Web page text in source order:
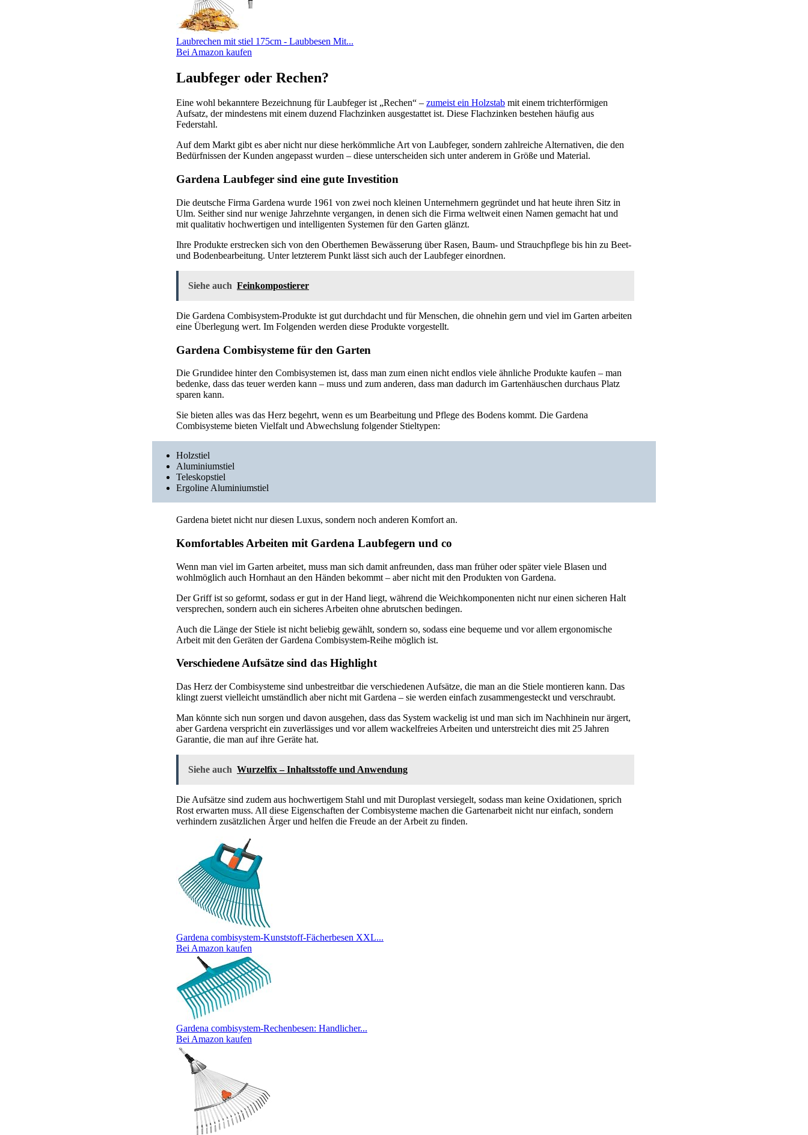
Laubrechen mit stiel 175cm - Laubbesen Mit...
Bei Amazon kaufen
Laubfeger oder Rechen?
Eine wohl bekanntere Bezeichnung für Laubfeger ist „Rechen“ – zumeist ein Holzstab mit einem trichterförmigen
Aufsatz, der mindestens mit einem duzend Flachzinken ausgestattet ist. Diese Flachzinken bestehen häufig aus
Federstahl.
Auf dem Markt gibt es aber nicht nur diese herkömmliche Art von Laubfeger, sondern zahlreiche Alternativen, die den
Bedürfnissen der Kunden angepasst wurden – diese unterscheiden sich unter anderem in Größe und Material.
Gardena Laubfeger sind eine gute Investition
Die deutsche Firma Gardena wurde 1961 von zwei noch kleinen Unternehmern gegründet und hat heute ihren Sitz in
Ulm. Seither sind nur wenige Jahrzehnte vergangen, in denen sich die Firma weltweit einen Namen gemacht hat und
mit qualitativ hochwertigen und intelligenten Systemen für den Garten glänzt.
Ihre Produkte erstrecken sich von den Oberthemen Bewässerung über Rasen, Baum- und Strauchpflege bis hin zu Beet-
und Bodenbearbeitung. Unter letzterem Punkt lässt sich auch der Laubfeger einordnen.
Siehe auch Feinkompostierer
Die Gardena Combisystem-Produkte ist gut durchdacht und für Menschen, die ohnehin gern und viel im Garten arbeiten
eine Überlegung wert. Im Folgenden werden diese Produkte vorgestellt.
Gardena Combisysteme für den Garten
Die Grundidee hinter den Combisystemen ist, dass man zum einen nicht endlos viele ähnliche Produkte kaufen – man
bedenke, dass das teuer werden kann – muss und zum anderen, dass man dadurch im Gartenhäuschen durchaus Platz
sparen kann.
Sie bieten alles was das Herz begehrt, wenn es um Bearbeitung und Pflege des Bodens kommt. Die Gardena
Combisysteme bieten Vielfalt und Abwechslung folgender Stieltypen:
Holzstiel
Aluminiumstiel
Teleskopstiel
Ergoline Aluminiumstiel
Gardena bietet nicht nur diesen Luxus, sondern noch anderen Komfort an.
Komfortables Arbeiten mit Gardena Laubfegern und co
Wenn man viel im Garten arbeitet, muss man sich damit anfreunden, dass man früher oder später viele Blasen und
wohlmöglich auch Hornhaut an den Händen bekommt – aber nicht mit den Produkten von Gardena.
Der Griff ist so geformt, sodass er gut in der Hand liegt, während die Weichkomponenten nicht nur einen sicheren Halt
versprechen, sondern auch ein sicheres Arbeiten ohne abrutschen bedingen.
Auch die Länge der Stiele ist nicht beliebig gewählt, sondern so, sodass eine bequeme und vor allem ergonomische
Arbeit mit den Geräten der Gardena Combisystem-Reihe möglich ist.
Verschiedene Aufsätze sind das Highlight
Das Herz der Combisysteme sind unbestreitbar die verschiedenen Aufsätze, die man an die Stiele montieren kann. Das
klingt zuerst vielleicht umständlich aber nicht mit Gardena – sie werden einfach zusammengesteckt und verschraubt.
Man könnte sich nun sorgen und davon ausgehen, dass das System wackelig ist und man sich im Nachhinein nur ärgert,
aber Gardena verspricht ein zuverlässiges und vor allem wackelfreies Arbeiten und unterstreicht dies mit 25 Jahren
Garantie, die man auf ihre Geräte hat.
Siehe auch Wurzelfix – Inhaltsstoffe und Anwendung
Die Aufsätze sind zudem aus hochwertigem Stahl und mit Duroplast versiegelt, sodass man keine Oxidationen, sprich
Rost erwarten muss. All diese Eigenschaften der Combisysteme machen die Gartenarbeit nicht nur einfach, sondern
verhindern zusätzlichen Ärger und helfen die Freude an der Arbeit zu finden.
Gardena combisystem-Kunststoff-Fächerbesen XXL...
Bei Amazon kaufen
Gardena combisystem-Rechenbesen: Handlicher...
Bei Amazon kaufen